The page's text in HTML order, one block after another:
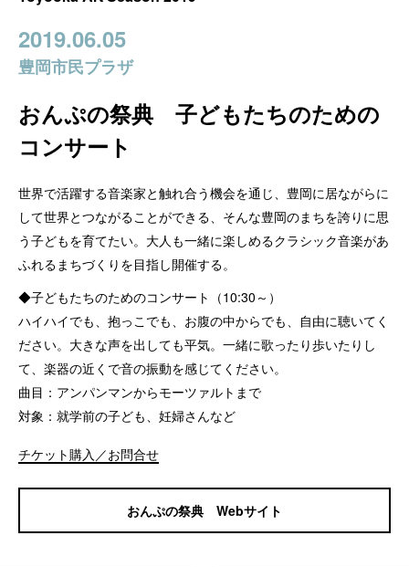
2019.06.05
豊岡市民プラザ
おんぷの祭典 子どもたちのための
コンサート
世界で活躍する音楽家と触れ合う機会を通じ、豊岡に居ながらに
して世界とつながることができる、そんな豊岡のまちを誇りに思
う子どもを育てたい。大人も一緒に楽しめるクラシック音楽があ
ふれるまちづくりを目指し開催する。
◆子どもたちのためのコンサート（10:30～）
ハイハイでも、抱っこでも、お腹の中からでも、自由に聴いてく
ださい。大きな声を出しても平気。一緒に歌ったり歩いたりし
て、楽器の近くで音の振動を感じてください。
曲目：アンパンマンからモーツァルトまで
対象：就学前の子ども、妊婦さんなど
チケット購入／お問合せ
おんぷの祭典 Webサイト